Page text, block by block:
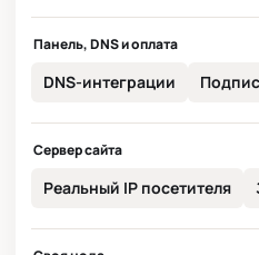
Панель, DNS и оплата
DNS-интеграции
Сервер сайта
Реальный IP посетителя